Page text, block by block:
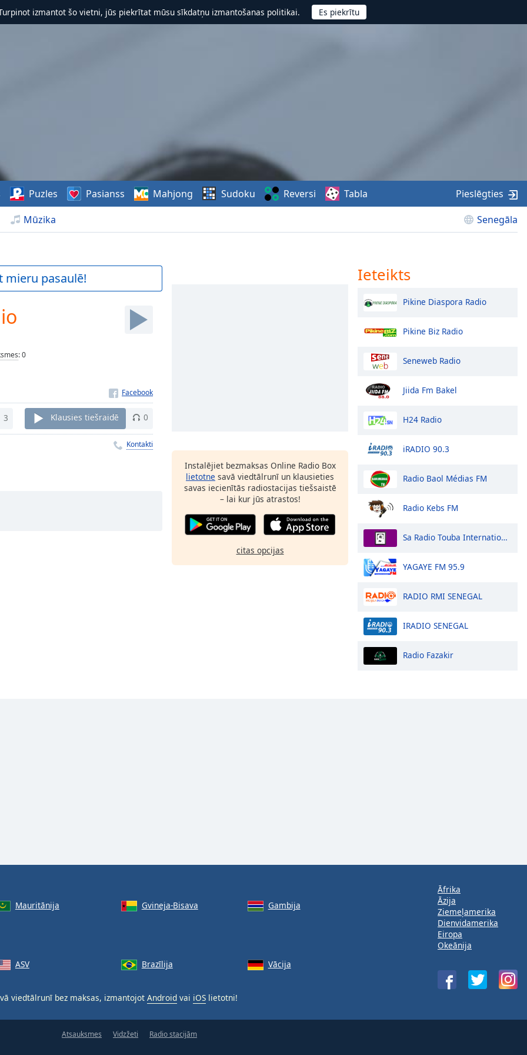
izmantot šo vietni, jūs piekrītat mūsu sīkdatņu izmantošanas politikai.
Mūzika Senegāla
Puzles Pasianss Mahjong Sudoku Reversi Tabla Pieslēgties
mieru pasaulē!
:0
3 Klausies tiešraidē 0
Kontakti
Instalējiet bezmaksas Online Radio Box
lietotne savā viedtālrunī un klausieties
savas iecienītās radiostacijas tiešsaistē
– lai kur jūs atrastos!
citas opcijas
Ieteikts
Pikine Diaspora Radio
Pikine Biz Radio
Seneweb Radio
Jiida Fm Bakel
H24 Radio
iRADIO 90.3
Radio Baol Médias FM
Radio Kebs FM
Sa Radio Touba Internationale
YAGAYE FM 95.9
RADIO RMI SENEGAL
IRADIO SENEGAL
Radio Fazakir
Mauritānija Gvineja-Bisava
Gambija
ASV Brazīlija Vācija
viedtālrunī bez maksas, izmantojot Android vai iOS lietotni!
Āfrika
Āzija
Ziemeļamerika
Dienvidamerika
Eiropa
Okeānija
Atsauksmes Vidzžeti Radio stacijām